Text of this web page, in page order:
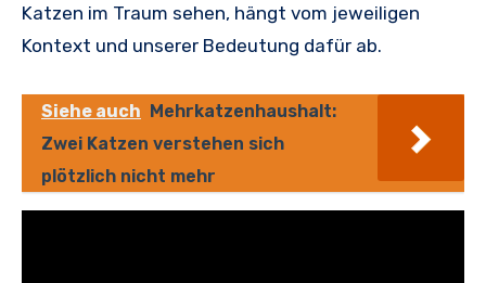
Katzen im Traum sehen, hängt vom jeweiligen
Kontext und unserer Bedeutung dafür ab.
Siehe auch Mehrkatzenhaushalt:
Zwei Katzen verstehen sich
plötzlich nicht mehr